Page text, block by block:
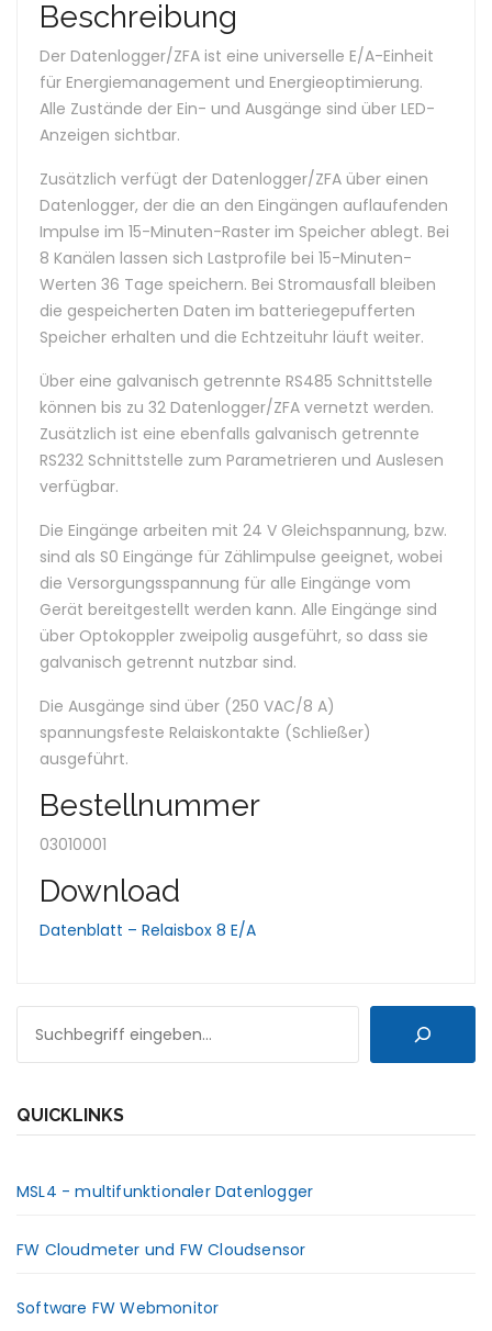
Beschreibung
Der Datenlogger/ZFA ist eine universelle E/A-Einheit
für Energiemanagement und Energieoptimierung.
Alle Zustände der Ein- und Ausgänge sind über LED-
Anzeigen sichtbar.
Zusätzlich verfügt der Datenlogger/ZFA über einen
Datenlogger, der die an den Eingängen auflaufenden
Impulse im 15-Minuten-Raster im Speicher ablegt. Bei
8 Kanälen lassen sich Lastprofile bei 15-Minuten-
Werten 36 Tage speichern. Bei Stromausfall bleiben
die gespeicherten Daten im batteriegepufferten
Speicher erhalten und die Echtzeituhr läuft weiter.
Über eine galvanisch getrennte RS485 Schnittstelle
können bis zu 32 Datenlogger/ZFA vernetzt werden.
Zusätzlich ist eine ebenfalls galvanisch getrennte
RS232 Schnittstelle zum Parametrieren und Auslesen
verfügbar.
Die Eingänge arbeiten mit 24 V Gleichspannung, bzw.
sind als S0 Eingänge für Zählimpulse geeignet, wobei
die Versorgungsspannung für alle Eingänge vom
Gerät bereitgestellt werden kann. Alle Eingänge sind
über Optokoppler zweipolig ausgeführt, so dass sie
galvanisch getrennt nutzbar sind.
Die Ausgänge sind über (250 VAC/8 A)
spannungsfeste Relaiskontakte (Schließer)
ausgeführt.
Bestellnummer
03010001
Download
Datenblatt – Relaisbox 8 E/A
QUICKLINKS
MSL4 - multifunktionaler Datenlogger
FW Cloudmeter und FW Cloudsensor
Software FW Webmonitor